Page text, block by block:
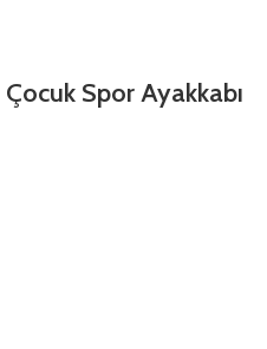
Spor Ayakkabı